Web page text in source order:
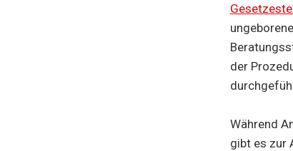
der
Während
gibt es zur